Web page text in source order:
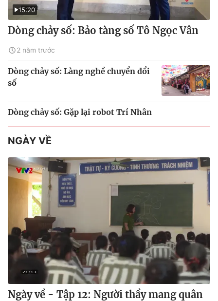
15:20
Dòng chảy số: Bảo tàng số Tô Ngọc Vân
2 năm trước
Dòng chảy số: Làng nghề chuyển đổi
số
Dòng chảy số: Gặp lại robot Trí Nhân
NGÀY VỀ
Ngày về - Tập 12: Người thầy mang quân